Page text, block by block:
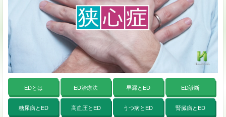
EDとは ED治療法 早漏とED ED診断
糖尿病とED 高血圧とED うつ病とED 腎臓病とED